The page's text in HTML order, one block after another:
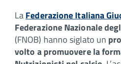
LaFederazione Italiana
Federazione Nazionale
(FNOB) hanno siglato un
volto a promuovere la